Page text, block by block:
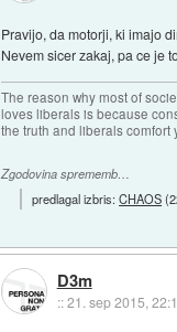
Pravijo, da motorji, ki imajo
Nevem sicer zakaj, pa ce je
The reason why most of
loves liberals is because
the truth and liberals comfort
Zgodovina sprememb…
predlagal izbris:CHAOS(
D3m
::21. sep 2015,